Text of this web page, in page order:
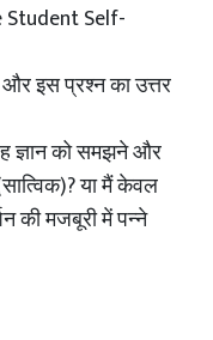
Student Self-
इस प्रश्न का उत्तर
ज्ञान को समझने और
या मैं केवल
की मजबूरी में पन्ने